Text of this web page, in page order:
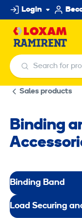
Skip
to
content
Login
Search for
Search for
Sales products
Binding
Binding Band
Load Securing